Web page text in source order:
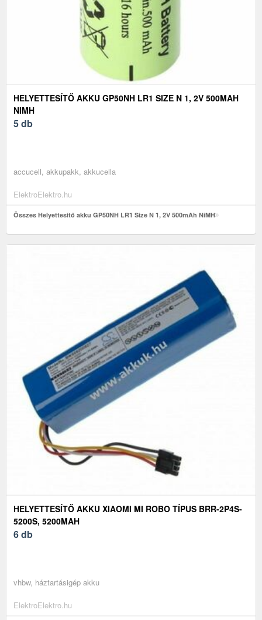
HELYETTESÍTŐ AKKU GP50NH LR1 SIZE N 1, 2V 500MAH
NIMH
5 db
accucell, akkupakk, akkucella
ElektroElektro.hu
Összes Helyettesítő akku GP50NH LR1 Size N 1, 2V 500mAh NiMH
HELYETTESÍTŐ AKKU XIAOMI MI ROBO TÍPUS BRR-2P4S-
5200S, 5200MAH
6 db
vhbw, háztartásigép akku
ElektroElektro.hu